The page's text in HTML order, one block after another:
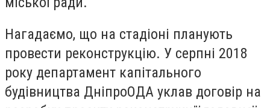
Нагадаємо, що на стадіоні планують
провести реконструкцію. У серпні 2018
року департамент капітального
будівництва ДніпроОДА уклав договір на